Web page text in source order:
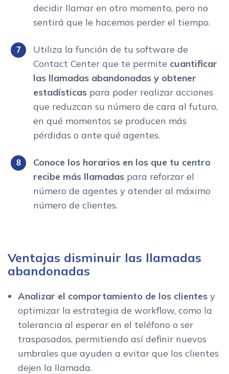
decidir llamar en otro momento, pero no
sentirá que le hacemos perder el tiempo.
Utiliza la función de tu software de
Contact Center que te permite cuantificar
las llamadas abandonadas y obtener
estadísticas para poder realizar acciones
que reduzcan su número de cara al futuro,
en qué momentos se producen más
pérdidas o ante qué agentes.
Conoce los horarios en los que tu centro
recibe más llamadas para reforzar el
número de agentes y atender al máximo
número de clientes.
Ventajas disminuir las llamadas
abandonadas
Analizar el comportamiento de los clientes y
optimizar la estrategia de workflow, como la
tolerancia al esperar en el teléfono o ser
traspasados, permitiendo así definir nuevos
umbrales que ayuden a evitar que los clientes
dejen la llamada.